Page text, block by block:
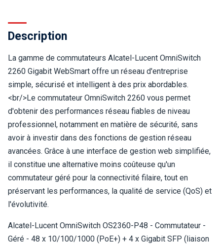
Description
La gamme de commutateurs Alcatel-Lucent OmniSwitch
2260 Gigabit WebSmart offre un réseau d'entreprise
simple, sécurisé et intelligent à des prix abordables.
<br/>Le commutateur OmniSwitch 2260 vous permet
d'obtenir des performances réseau fiables de niveau
professionnel, notamment en matière de sécurité, sans
avoir à investir dans des fonctions de gestion réseau
avancées. Grâce à une interface de gestion web simplifiée,
il constitue une alternative moins coûteuse qu'un
commutateur géré pour la connectivité filaire, tout en
préservant les performances, la qualité de service (QoS) et
l'évolutivité.
Alcatel-Lucent OmniSwitch OS2360-P48 - Commutateur -
Géré - 48 x 10/100/1000 (PoE+) + 4 x Gigabit SFP (liaison